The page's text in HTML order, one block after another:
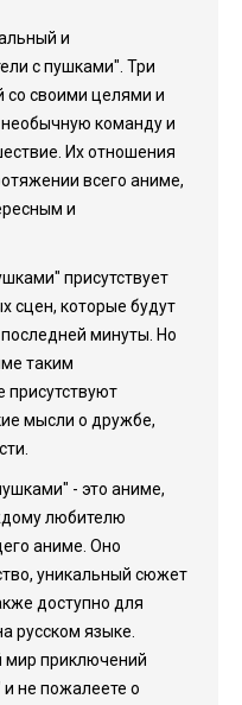
и
с пушками". Три
своими целями и
команду и
Их отношения
всего аниме,
и
присутствует
сцен, которые будут
минуты. Но
таким
мысли о дружбе,
- это аниме,
любителю
аниме. Оно
уникальный сюжет
доступно для
русском языке.
мир приключений
не пожалеете о